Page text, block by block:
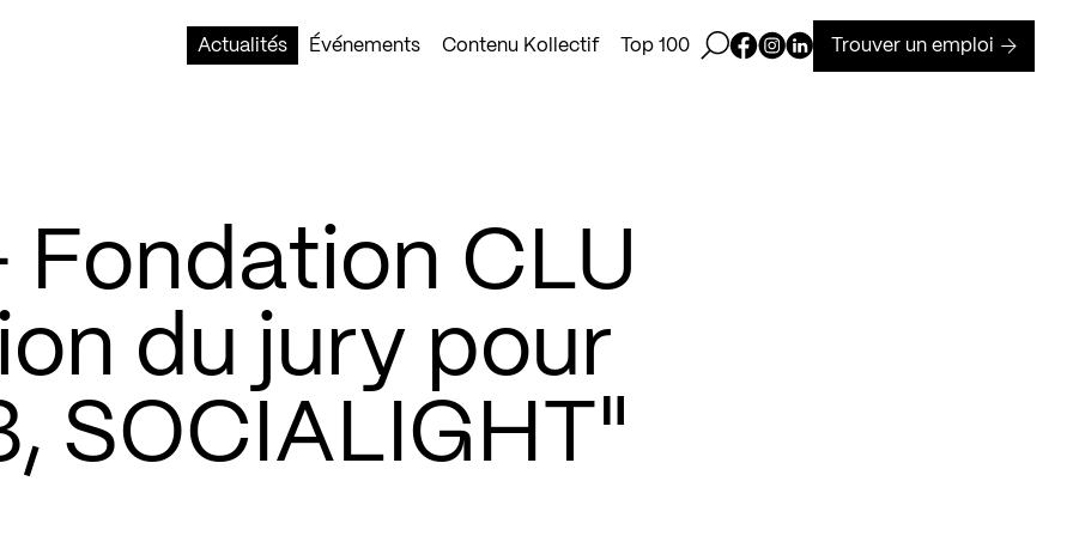
Actualités
Événements Contenu Kollectif Top 100 Ouvrir la barre de recherche
Page Facebook de Kollectif
Page Instagram de Kollectif
Page Linkedin de Kollectif
Trouver un emploi
Fondation CLU
du jury pour
SOCIALIGHT"